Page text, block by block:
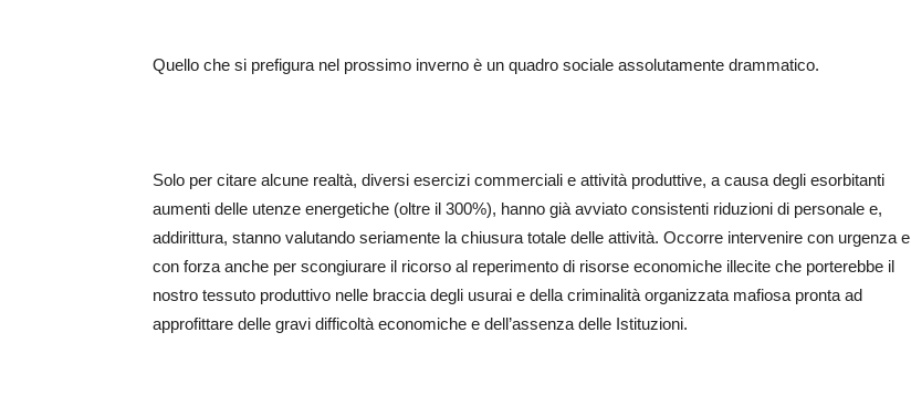
Quello che si prefigura nel prossimo inverno è un quadro sociale assolutamente drammatico.
Solo per citare alcune realtà, diversi esercizi commerciali e attività produttive, a causa degli esorbitanti
aumenti delle utenze energetiche (oltre il 300%), hanno già avviato consistenti riduzioni di personale e,
addirittura, stanno valutando seriamente la chiusura totale delle attività. Occorre intervenire con urgenza e
con forza anche per scongiurare il ricorso al reperimento di risorse economiche illecite che porterebbe il
nostro tessuto produttivo nelle braccia degli usurai e della criminalità organizzata mafiosa pronta ad
approfittare delle gravi difficoltà economiche e dell’assenza delle Istituzioni.